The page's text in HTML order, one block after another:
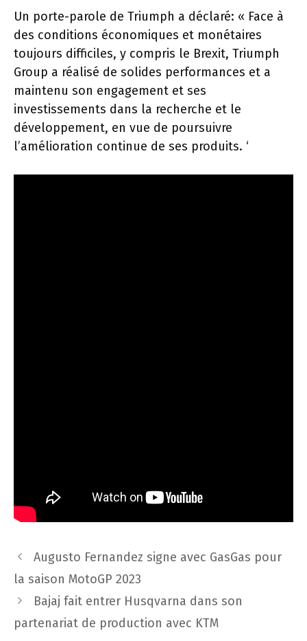
Un porte-parole de Triumph a déclaré: « Face à
des conditions économiques et monétaires
toujours difficiles, y compris le Brexit, Triumph
Group a réalisé de solides performances et a
maintenu son engagement et ses
investissements dans la recherche et le
développement, en vue de poursuivre
l’amélioration continue de ses produits. ‘
Navigation
des
articles
Augusto Fernandez signe avec GasGas pour
la saison MotoGP 2023
Bajaj fait entrer Husqvarna dans son
partenariat de production avec KTM